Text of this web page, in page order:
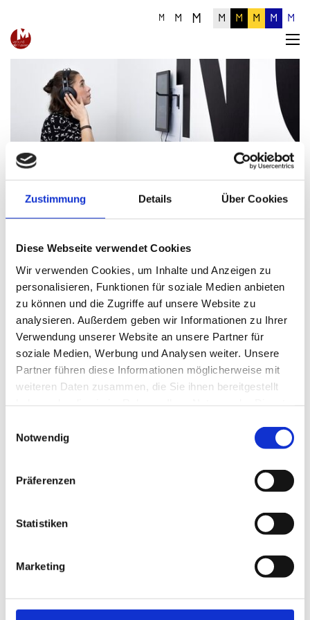
Zustimmung Details Über Cookies
Diese Webseite verwendet Cookies
Wir verwenden Cookies, um Inhalte und Anzeigen zu
personalisieren, Funktionen für soziale Medien anbieten
zu können und die Zugriffe auf unsere Website zu
analysieren. Außerdem geben wir Informationen zu Ihrer
Verwendung unserer Website an unsere Partner für
soziale Medien, Werbung und Analysen weiter. Unsere
Partner führen diese Informationen möglicherweise mit
weiteren Daten zusammen, die Sie ihnen bereitgestellt
Notwendig
Präferenzen
Statistiken
Marketing
M M M M M M M M
Mitteilungen aus dem Stadtmuseum Wels Nr. 94
Informationsbroschüre zu Sonderausstellungen und aktuellen
Schmuck der Antike
Ältere Ausgaben vor 1990 bitte direkt an das Stadtmuseum